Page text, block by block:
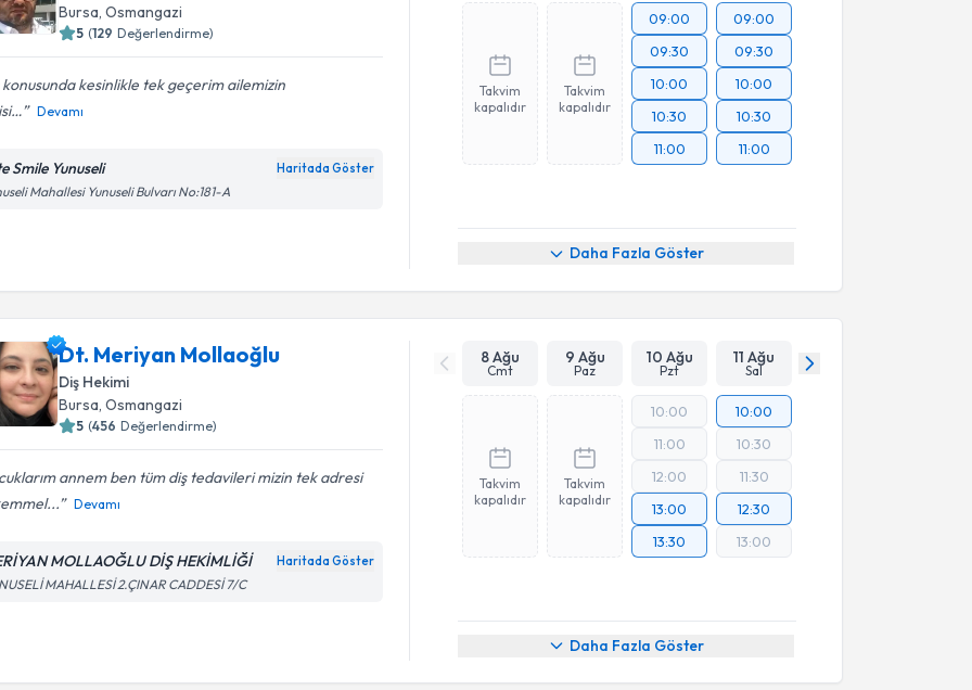
Bursa, Osmangazi
5 (129 Değerlendirme)
konusunda kesinlikle tek geçerim ailemizin
Devamı
Smile Yunuseli Haritada Göster
Mahallesi Yunuseli Bulvarı No:181-A
Takvim
kapalıdır
Takvim
kapalıdır
09:00
09:30
10:00
10:30
11:00
09:00
09:30
10:00
10:30
11:00
Daha Fazla Göster
Dt. Meriyan Mollaoğlu
Diş Hekimi
Bursa , Osmangazi
5 (456 Değerlendirme)
annem ben tüm diş tedavileri mizin tek adresi
Devamı
MOLLAOĞLU DİŞ HEKİMLİĞİ Haritada Göster
MAHALLESİ 2.ÇINAR CADDESİ 7/C
8 Ağu
Cmt
9 Ağu
Paz
10 Ağu
Pzt
11 Ağu
Sal
Takvim
kapalıdır
Takvim
kapalıdır
10:00
11:00
12:00
13:00
13:30
10:00
10:30
11:30
12:30
13:00
Daha Fazla Göster